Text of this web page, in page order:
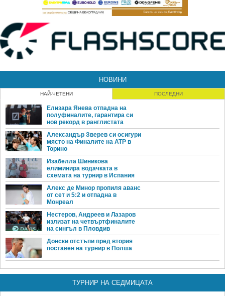
НОВИНИ
НАЙ-ЧЕТЕНИ ПОСЛЕДНИ
Елизара Янева отпадна на
полуфиналите, гарантира си
нов рекорд в ранглистата
Александър Зверев си осигури
място на Финалите на ATP в
Торино
Изабелла Шиникова
елиминира водачката в
схемата на турнир в Испания
Алекс де Минор пропиля аванс
от сет и 5:2 и отпадна в
Монреал
Нестеров, Андреев и Лазаров
излизат на четвъртфиналите
на сингъл в Пловдив
Донски отстъпи пред втория
поставен на турнир в Полша
ТУРНИР НА СЕДМИЦАТА